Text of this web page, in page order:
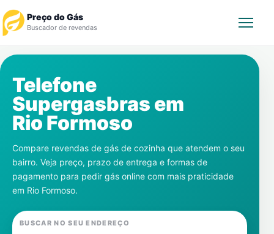
Preço do Gás
Buscador de revendas
Revendedor
Notícias
Cadastre-se
Gás
Contatos
Telefone
Supergasbras em
Rio Formoso
Compare revendas de gás de cozinha que atendem o seu
bairro. Veja preço, prazo de entrega e formas de
pagamento para pedir gás online com mais praticidade
em Rio Formoso.
BUSCAR NO SEU ENDEREÇO